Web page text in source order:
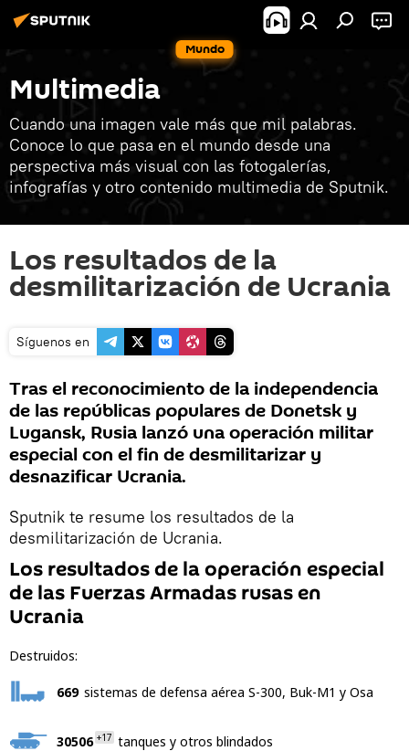
Mundo
Multimedia
Cuando una imagen vale más que mil palabras.
Conoce lo que pasa en el mundo desde una
perspectiva más visual con las fotogalerías,
infografías y otro contenido multimedia de Sputnik.
Los resultados de la
desmilitarización de Ucrania
Síguenos en
Tras el reconocimiento de la independencia
de las repúblicas populares de Donetsk y
Lugansk, Rusia lanzó una operación militar
especial con el fin de desmilitarizar y
desnazificar Ucrania.
Sputnik te resume los resultados de la
desmilitarización de Ucrania.
Los resultados de la operación especial
de las Fuerzas Armadas rusas en
Ucrania
Destruidos:
669 sistemas de defensa aérea S-300, Buk-M1 y Osa
30506 +17 tanques y otros blindados